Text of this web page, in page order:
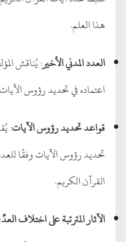
هذا العلم.
العدد المدني الأخير: يُناقش
اعتماده في تحديد رؤوس
قواعد تحديد رؤوس الآيات:
تحديد رؤوس الآيات وفقًا
القرآن الكريم.
الآثار المترتبة على اختلاف العدِّ